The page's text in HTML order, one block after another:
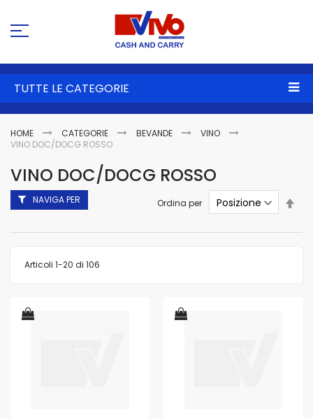
TUTTE LE CATEGORIE
HOME CATEGORIE BEVANDE
VINO
VINO DOC/DOCG ROSSO
VINO DOC/DOCG ROSSO
Articoli 1-20 di 106
Ordina per
NAVIGA PER